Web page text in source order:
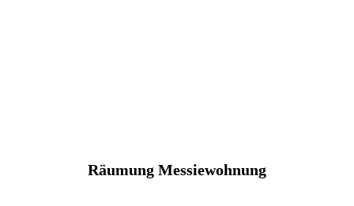
Räumung Messiewohnung